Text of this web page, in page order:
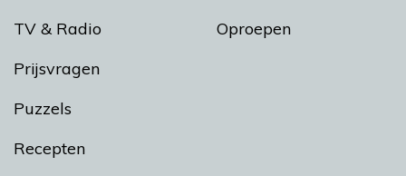
TV & Radio
Prijsvragen
Puzzels
Recepten
Oproepen